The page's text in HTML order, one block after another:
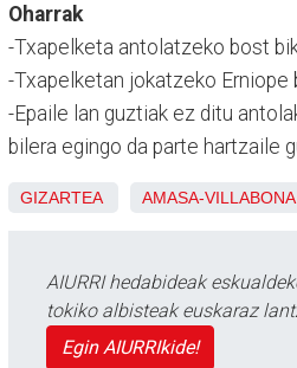
Oharrak
-Txapelketa antolatzeko bost
-Txapelketan jokatzeko Erniope
-Epaile lan guztiak ez ditu
bilera egingo da parte hartzaile
GIZARTEA AMASA-VILLABONA
AIURRI hedabideak
tokiko albisteak euskaraz
Egin AIURRIkide!